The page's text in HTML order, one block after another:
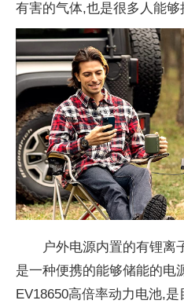
有害的气体,也是很多人能够
户外电源内置的有锂离
是一种便携的能够储能的电
EV18650高倍率动力电池,